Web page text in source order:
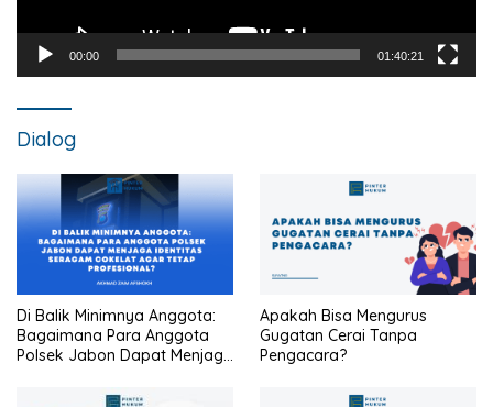
00:00 01:40:21
Dialog
Di Balik Minimnya Anggota:
Bagaimana Para Anggota
Polsek Jabon Dapat Menjaga
Agar Tetap Profesional?
Apakah Bisa Mengurus
Gugatan Cerai Tanpa
Pengacara?